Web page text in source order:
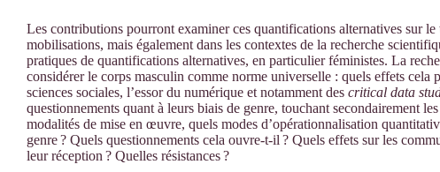
Les contributions pourront examiner ces quantifications alternatives sur
mobilisations, mais également dans les contextes de la recherche
pratiques de quantifications alternatives, en particulier féministes. La
considérer le corps masculin comme norme universelle : quels effets
sciences sociales, l’essor du numérique et notamment des critical data
questionnements quant à leurs biais de genre, touchant secondairement
modalités de mise en œuvre, quels modes d’opérationnalisation
genre ? Quels questionnements cela ouvre-t-il ? Quels effets sur les
leur réception ? Quelles résistances ?